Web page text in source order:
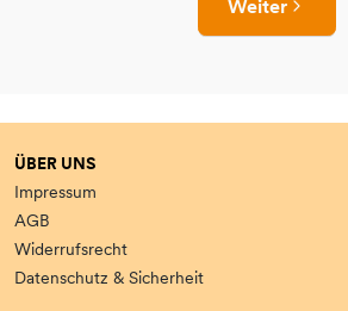
Weiter
ÜBER UNS
Impressum
AGB
Widerrufsrecht
Datenschutz & Sicherheit